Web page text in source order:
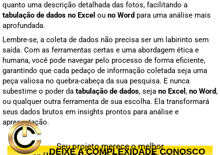
quanto uma descrição detalhada das fotos, facilitando a
tabulação de dados no Excel ou no Word para uma análise mais
aprofundada.
Lembre-se, a coleta de dados não precisa ser um labirinto sem
saída. Com as ferramentas certas e uma abordagem ética e
humana, você pode navegar pelo processo de forma eficiente,
garantindo que cada pedaço de informação coletada seja uma
peça valiosa no quebra-cabeça da sua pesquisa. E nunca
subestime o poder da tabulação de dados, seja no Excel , no Word,
ou qualquer outra ferramenta de sua escolha. Ela transformará
seus dados brutos em insights prontos para análise e
apresentação.
DEIXE A COMPLEXIDADE CONOSCO
Seu projeto merece o melhor